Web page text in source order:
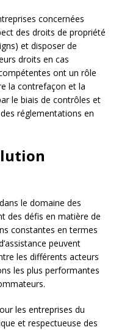
concernées
des droits de propriété
et disposer de
droits en cas
ont un rôle
la contrefaçon et la
le biais de contrôles et
réglementations en
le domaine des
des défis en matière de
constantes en termes
peuvent
les différents acteurs
les plus performantes
les entreprises du
et respectueuse des